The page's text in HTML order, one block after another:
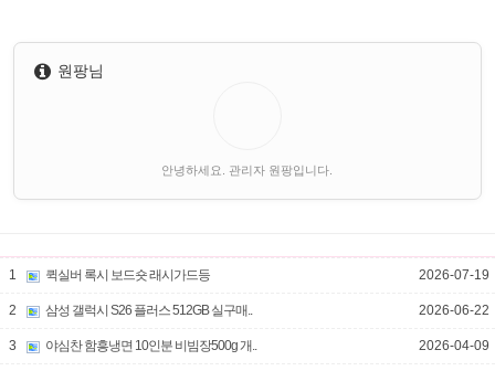
원팡님
안녕하세요. 관리자 원팡입니다.
1 퀵실버 록시 보드숏 래시가드등 2026-07-19
2 삼성 갤럭시 S26 플러스 512GB 실구매.. 2026-06-22
3 야심찬 함흥냉면 10인분 비빔장500g 개.. 2026-04-09